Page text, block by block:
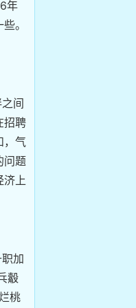
年
。
间
招聘
，气
问题
济上
加
觳
桃